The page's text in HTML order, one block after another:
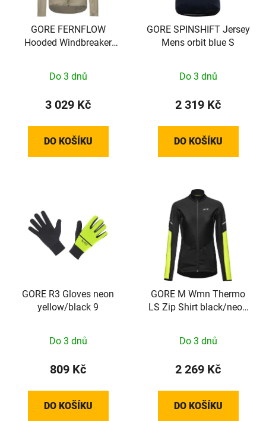
GORE FERNFLOW
Hooded Windbreaker
Do 3 dnů
3 029 Kč
DO KOŠÍKU
GORE SPINSHIFT Jersey
Mens orbit blue S
Do 3 dnů
2 319 Kč
DO KOŠÍKU
GORE R3 Gloves neon
yellow/black 9
Do 3 dnů
809 Kč
DO KOŠÍKU
GORE M Wmn Thermo
LS Zip Shirt black/neon
Do 3 dnů
2 269 Kč
DO KOŠÍKU